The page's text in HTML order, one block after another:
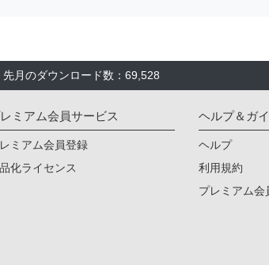
先月のダウンロード数：69,528
ミアム会員サービス
ミアム会員登録
化ライセンス
ヘルプ＆ガ
ヘルプ
利用規約
プレミアム会